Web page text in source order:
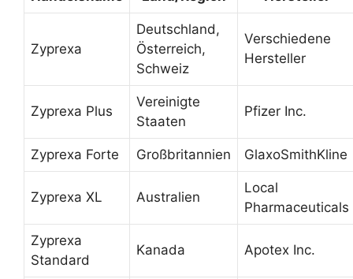
Zyprexa
Deutschland,
Österreich,
Schweiz
Verschiedene
Hersteller
Zyprexa Plus
Vereinigte
Staaten
Pfizer Inc.
Zyprexa Forte Großbritannien GlaxoSmithKline
Zyprexa XL Australien
Local
Pharmaceuticals
Zyprexa
Standard
Kanada Apotex Inc.